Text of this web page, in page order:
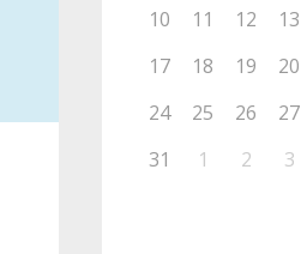
10
11 12 13
17
18 19 20
24
25 26 27
31
1 2 3